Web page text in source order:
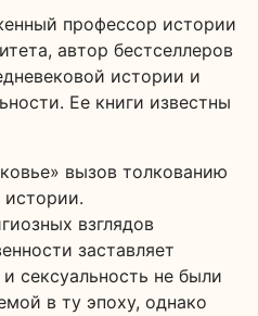
профессор истории
автор бестселлеров
истории и
Ее книги известны
вызов толкованию
взглядов
заставляет
сексуальность не были
в ту эпоху, однако